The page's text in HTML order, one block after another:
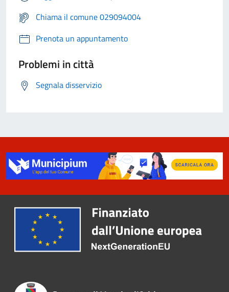
Chiama il comune 029094004
Prenota un appuntamento
Problemi in città
Segnala disservizio